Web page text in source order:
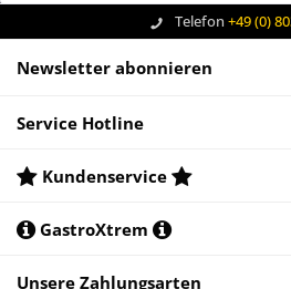
Telefon +49 (0)
Newsletter abonnieren
Service Hotline
Kundenservice
GastroXtrem
Unsere Zahlungsarten